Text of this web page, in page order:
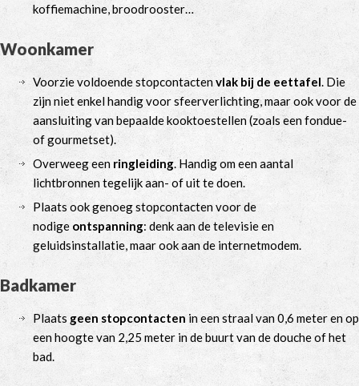
koffiemachine, broodrooster…
Woonkamer
Voorzie voldoende stopcontactenvlak bij de eettafel. Die
zijn niet enkel handig voor sfeerverlichting, maar ook voor de
aansluiting van bepaalde kooktoestellen (zoals een fondue-
of gourmetset).
Overweeg een ringleiding. Handig om een aantal
lichtbronnen tegelijk aan- of uit te doen.
Plaats ook genoeg stopcontacten voor de
nodige ontspanning: denk aan de televisie en
geluidsinstallatie, maar ook aan de internetmodem.
Badkamer
Plaats geen stopcontacten in een straal van 0,6 meter en op
een hoogte van 2,25 meter in de buurt van de douche of het
bad.